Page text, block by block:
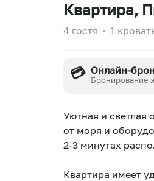
Квартира,
4 гостя ∙ 1
💳 Онлайн-
Бронирование
Уютная и светлая
от моря и
2-3 минутах
Квартира имеет